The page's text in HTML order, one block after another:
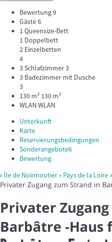
Bewertung9
Gäste6
1 Queensize-Bett
1 Doppelbett
2 Einzelbetten
4
3 Schlafzimmer3
3 Badezimmer mit Dusche
3
130 m² 130 m²
WLAN WLAN
Unterkunft
Karte
Reservierungsbedingungen
Sonderangebote6
Bewertung
› Île de Noirmoutier › Pays de la Loire ›
Privater Zugang zum Strand in
Privater
Barbâtre -Haus